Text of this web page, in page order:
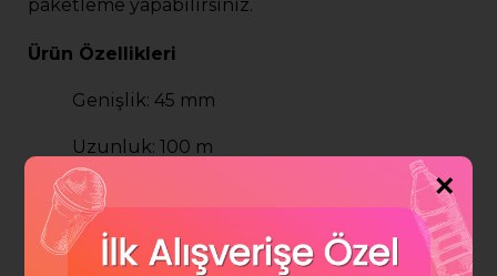
paketleme yapabilirsiniz.
Ürün Özellikleri
Genişlik: 45 mm
Uzunluk: 100 m
Üzerine her türlü yazı yazılabilir
Yapıştırılan yüzeyleri kolaylıkla kapatır ve
×